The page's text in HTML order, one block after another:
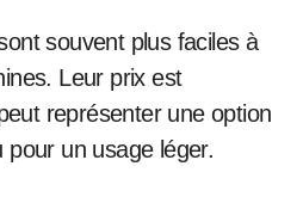
souvent plus faciles à
Leur prix est
représenter une option
pour un usage léger.